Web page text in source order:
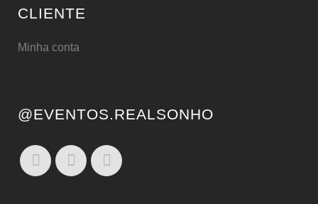
CLIENTE
Minha conta
@EVENTOS.REALSONHO